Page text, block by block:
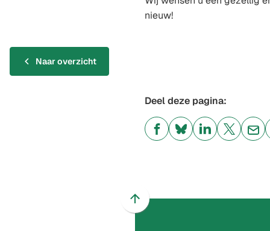
nieuw!
Naar overzicht
Deel deze pagina:
(Verwijst
website)
(Verwijst
website)
(Verwijst
website)
(Verwijst
website)
Scroll